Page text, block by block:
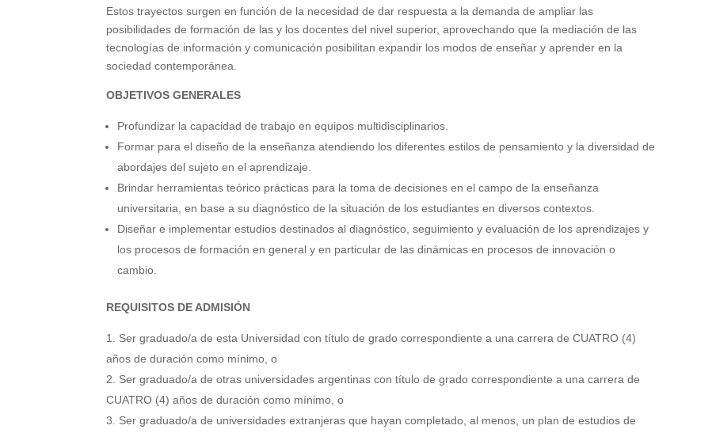
Estos trayectos surgen en función de la necesidad de dar respuesta a la demanda de ampliar las
posibilidades de formación de las y los docentes del nivel superior, aprovechando que la mediación de las
tecnologías de información y comunicación posibilitan expandir los modos de enseñar y aprender en la
sociedad contemporánea.
OBJETIVOS GENERALES
Profundizar la capacidad de trabajo en equipos multidisciplinarios.
Formar para el diseño de la enseñanza atendiendo los diferentes estilos de pensamiento y la diversidad de
abordajes del sujeto en el aprendizaje.
Brindar herramientas teórico prácticas para la toma de decisiones en el campo de la enseñanza
universitaria, en base a su diagnóstico de la situación de los estudiantes en diversos contextos.
Diseñar e implementar estudios destinados al diagnóstico, seguimiento y evaluación de los aprendizajes y
los procesos de formación en general y en particular de las dinámicas en procesos de innovación o
cambio.
REQUISITOS DE ADMISIÓN
Ser graduado/a de esta Universidad con título de grado correspondiente a una carrera de CUATRO (4)
años de duración como mínimo, o
Ser graduado/a de otras universidades argentinas con título de grado correspondiente a una carrera de
CUATRO (4) años de duración como mínimo, o
Ser graduado/a de universidades extranjeras que hayan completado, al menos, un plan de estudios de